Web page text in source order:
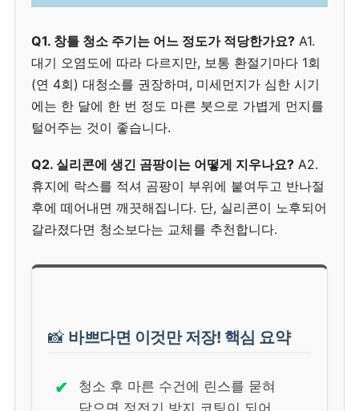
Q1. 창틀 청소 주기는 어느 정도가 적당한가요? A1.
대기 오염도에 따라 다르지만, 보통 환절기마다 1회
(연 4회) 대청소를 권장하며, 미세먼지가 심한 시기
에는 한 달에 한 번 정도 마른 붓으로 가볍게 먼지를
털어주는 것이 좋습니다.
Q2. 실리콘에 생긴 곰팡이는 어떻게 지우나요? A2.
휴지에 락스를 적셔 곰팡이 부위에 붙여두고 반나절
후에 떼어내면 깨끗해집니다. 단, 실리콘이 노후되어
갈라졌다면 청소보다는 교체를 추천합니다.
📸 바쁘다면 이것만 저장! 핵심 요약
✔
청소 후 마른 수건에 린스를 묻혀